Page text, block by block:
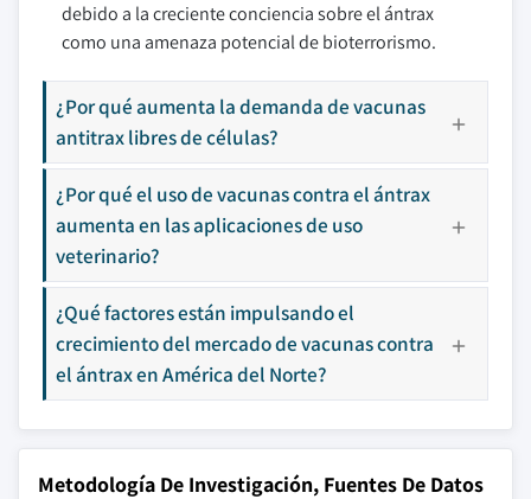
debido a la creciente conciencia sobre el ántrax
como una amenaza potencial de bioterrorismo.
¿Por qué aumenta la demanda de vacunas
antitrax libres de células?
¿Por qué el uso de vacunas contra el ántrax
aumenta en las aplicaciones de uso
veterinario?
¿Qué factores están impulsando el
crecimiento del mercado de vacunas contra
el ántrax en América del Norte?
Metodología De Investigación, Fuentes De Datos